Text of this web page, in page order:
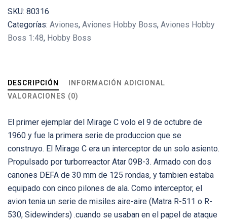
SKU: 80316
Categorías: Aviones, Aviones Hobby Boss, Aviones Hobby
Boss 1:48, Hobby Boss
DESCRIPCIÓN
INFORMACIÓN ADICIONAL
VALORACIONES (0)
El primer ejemplar del Mirage C volo el 9 de octubre de
1960 y fue la primera serie de produccion que se
construyo. El Mirage C era un interceptor de un solo asiento.
Propulsado por turborreactor Atar 09B-3. Armado con dos
canones DEFA de 30 mm de 125 rondas, y tambien estaba
equipado con cinco pilones de ala. Como interceptor, el
avion tenia un serie de misiles aire-aire (Matra R-511 o R-
530, Sidewinders) .cuando se usaban en el papel de ataque